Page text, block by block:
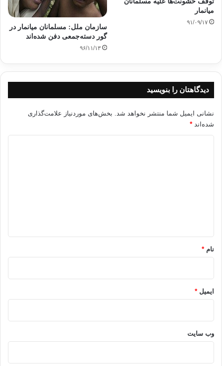
میانمار
۹۱/۰۹/۱۷
سازمان ملل: مسلمانان میانمار در
گور دسته‌جمعی دفن شده‌اند
۹۶/۱۱/۱۳
دیدگاهتان را بنویسید
نشانی ایمیل شما منتشر نخواهد شد. بخش‌های موردنیاز علامت‌گذاری
شده‌اند *
نام *
ایمیل *
وب‌ سایت